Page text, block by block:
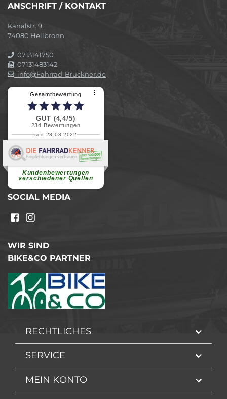
ANSCHRIFT / KONTAKT
Kanalstr. 9
74080 Heilbronn
0713141750
07131483142
info@Fahrrad-Bruckner.de
Gesamtbewertung ⠇
GUT (4,4/5)
234 Bewertungen
seit 28.08.2022
Kundenbewertungen
verschiedener Quellen
Elvira B.
Superschnelle und freundliche
weiterlesen
SOCIAL MEDIA
WIR SIND
BIKE&CO PARTNER
RECHTLICHES
SERVICE
MEIN KONTO